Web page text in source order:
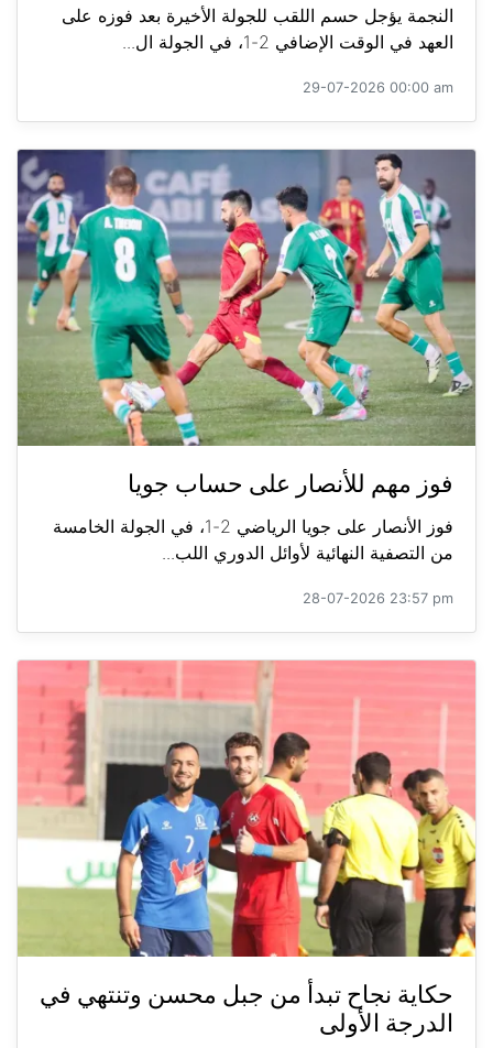
النجمة يؤجل حسم اللقب للجولة الأخيرة بعد فوزه على
العهد في الوقت الإضافي 2-1، في الجولة ال...
29-07-2026 00:00 am
فوز مهم للأنصار على حساب جويا
فوز الأنصار على جويا الرياضي 2-1، في الجولة الخامسة
من التصفية النهائية لأوائل الدوري اللب...
28-07-2026 23:57 pm
حكاية نجاح تبدأ من جبل محسن وتنتهي في
الدرجة الأولى